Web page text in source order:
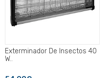
Exterminador De Insectos 40
W..